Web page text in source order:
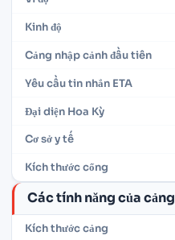
Kinh độ
Cảng nhập cảnh đầu tiên
Yêu cầu tin nhắn ETA
Đại diện Hoa Kỳ
Cơ sở y tế
Kích thước cổng
Các tính năng của cảng
Kích thước cảng